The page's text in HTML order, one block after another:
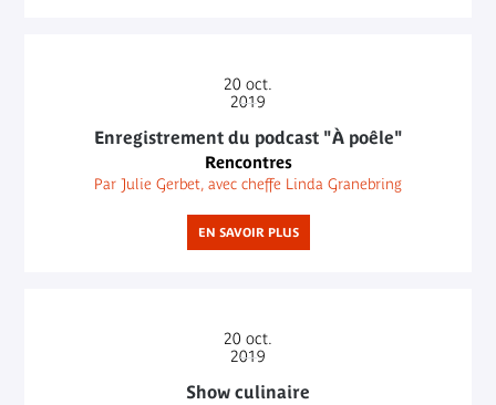
20 oct.
2019
Enregistrement du podcast "À poêle"
Rencontres
Par Julie Gerbet, avec cheffe Linda Granebring
EN SAVOIR PLUS
20 oct.
2019
Show culinaire